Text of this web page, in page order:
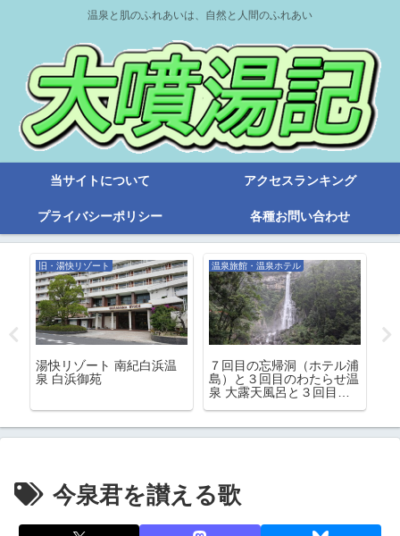
温泉と肌のふれあいは、自然と人間のふれあい
当サイトについて アクセスランキング
プライバシーポリシー 各種お問い合わせ
旧・湯快リゾート
湯快リゾート 南紀白浜温
泉 白浜御苑
温泉旅館・温泉ホテル
７回目の忘帰洞（ホテル浦
島）と３回目のわたらせ温
泉 大露天風呂と３回目の
今泉君を讃える歌